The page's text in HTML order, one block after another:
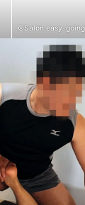
©Salon easy-going